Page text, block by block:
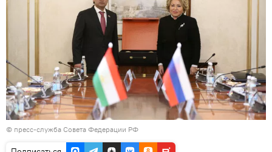
© пресс-служба Совета Федерации РФ